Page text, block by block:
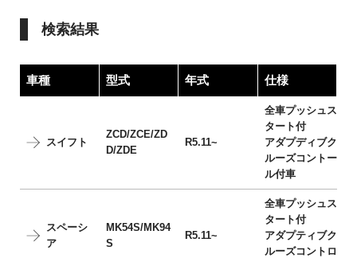
検索結果
車種 型式 年式 仕様
スイフト
ZCD/ZCE/ZD
D/ZDE
R5.11~
全車プッシュス
タート付
アダプディブク
ルーズコントー
ル付車
スペーシ
ア
MK54S/MK94
S
R5.11~
全車プッシュス
タート付
アダプティブク
ルーズコントロ